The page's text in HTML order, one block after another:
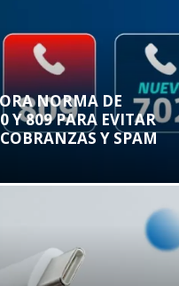
NORMA DE
Y 809 PARA EVITAR
Y SPAM